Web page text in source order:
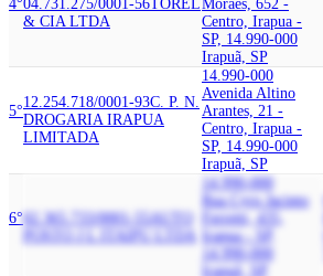
4°04.731.275/0001-56TOREL
& CIA LTDA
Moraes, 652 -
Centro, Irapua -
SP, 14.990-000
Irapuã, SP
5°
12.254.718/0001-93C. P. N.
DROGARIA IRAPUA
LIMITADA
14.990-000
Avenida Altino
Arantes, 21 -
Centro, Irapua -
SP, 14.990-000
Irapuã, SP
6°02.365.733/0001-55AUTO
POSTO J L ITAIPU LTDA
14.990-000
Rua Cyro Jacinto
Ferretti, 435,
Irapua - SP,
14.990-000
Irapuã, SP